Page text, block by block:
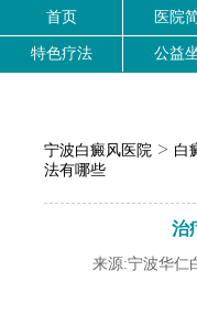
首页 医院
特色疗法 公益
宁波白癜风医院 > 白
法有哪些
治
来源:宁波华仁